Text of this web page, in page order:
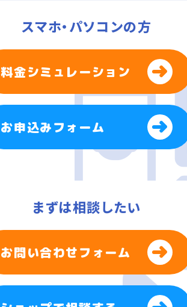
スマホ・パソコンの方
料金シミュレーション
お申込みフォーム
まずは相談したい
お問い合わせフォーム